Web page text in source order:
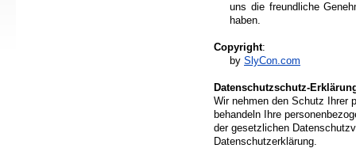
uns die freundliche
haben.
Copyright:
by SlyCon.com
Datenschutzschutz-
Wir nehmen den Schutz Ihrer
behandeln Ihre
der gesetzlichen
Datenschutzerklärung.